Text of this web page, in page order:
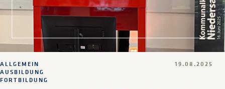
ALLGEMEIN
AUSBILDUNG
FORTBILDUNG
19.08.2025